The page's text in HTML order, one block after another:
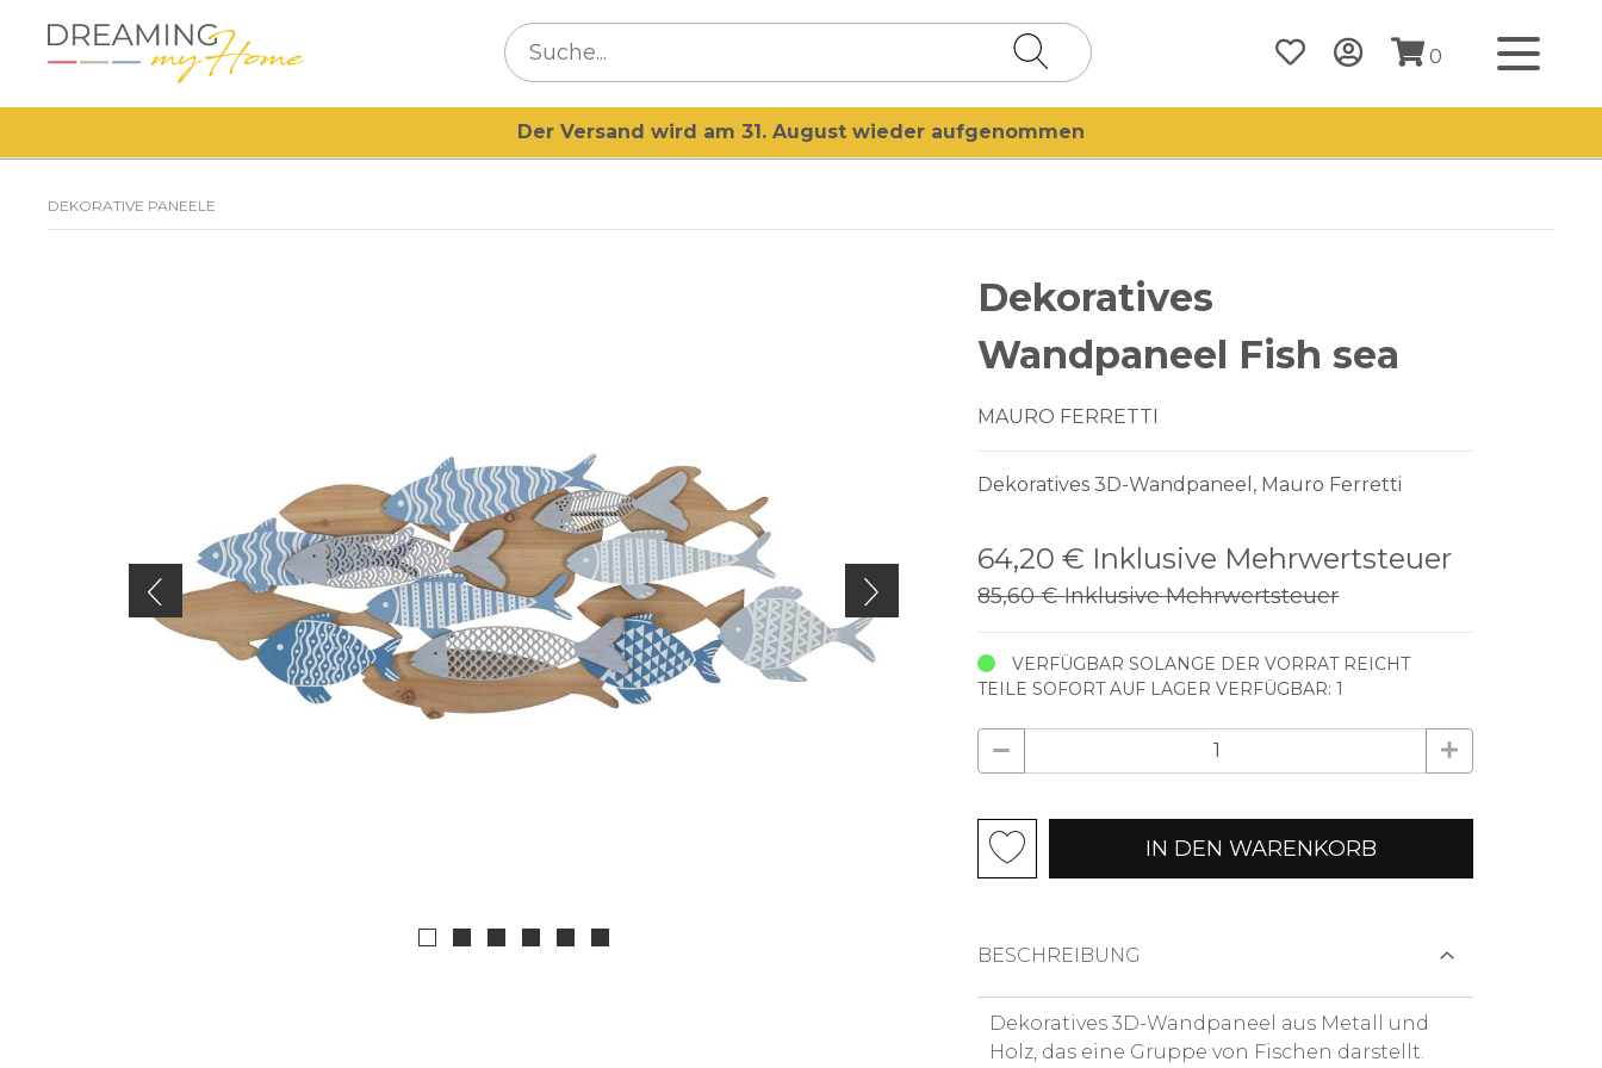
0
Der Versand wird am 31. August wieder aufgenommen
DEKORATIVE PANEELE
Dekoratives
Wandpaneel Fish sea
MAURO FERRETTI
Dekoratives 3D-Wandpaneel, Mauro Ferretti
64,20 € Inklusive Mehrwertsteuer
85,60 €Inklusive Mehrwertsteuer
VERFÜGBAR SOLANGE DER VORRAT REICHT
TEILE SOFORT AUF LAGER VERFÜGBAR: 1
IN DEN WARENKORB
BESCHREIBUNG
Dekoratives 3D-Wandpaneel aus Metall und
Holz, das eine Gruppe von Fischen darstellt.